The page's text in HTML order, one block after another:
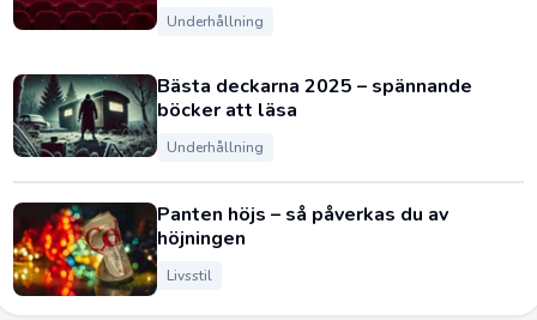
Underhållning
Bästa deckarna 2025 – spännande
böcker att läsa
Underhållning
Panten höjs – så påverkas du av
höjningen
Livsstil